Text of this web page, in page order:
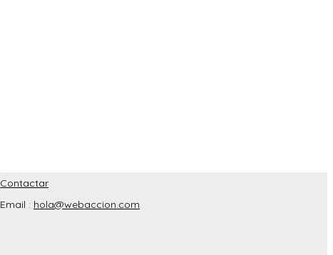
Contactar
Email : hola@webaccion.com